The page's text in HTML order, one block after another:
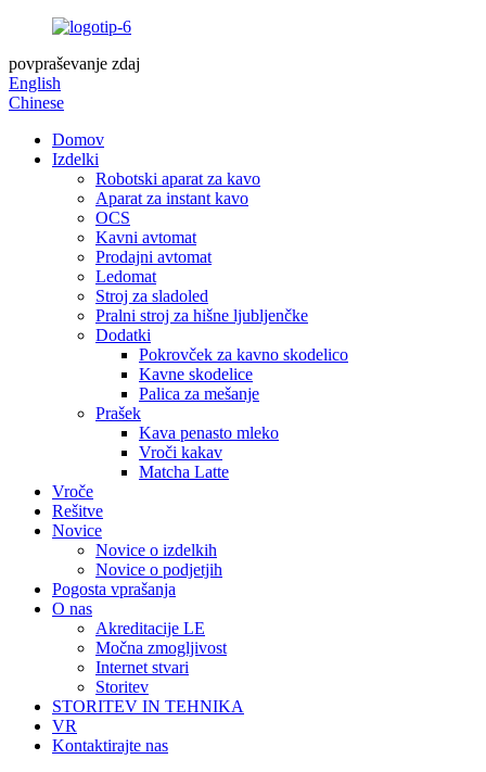
povpraševanje zdaj
English
Chinese
Domov
Izdelki
Robotski aparat za kavo
Aparat za instant kavo
OCS
Kavni avtomat
Prodajni avtomat
Ledomat
Stroj za sladoled
Pralni stroj za hišne ljubljenčke
Dodatki
Pokrovček za kavno skodelico
Kavne skodelice
Palica za mešanje
Prašek
Kava penasto mleko
Vroči kakav
Matcha Latte
Vroče
Rešitve
Novice
Novice o izdelkih
Novice o podjetjih
Pogosta vprašanja
O nas
Akreditacije LE
Močna zmogljivost
Internet stvari
Storitev
STORITEV IN TEHNIKA
VR
Kontaktirajte nas